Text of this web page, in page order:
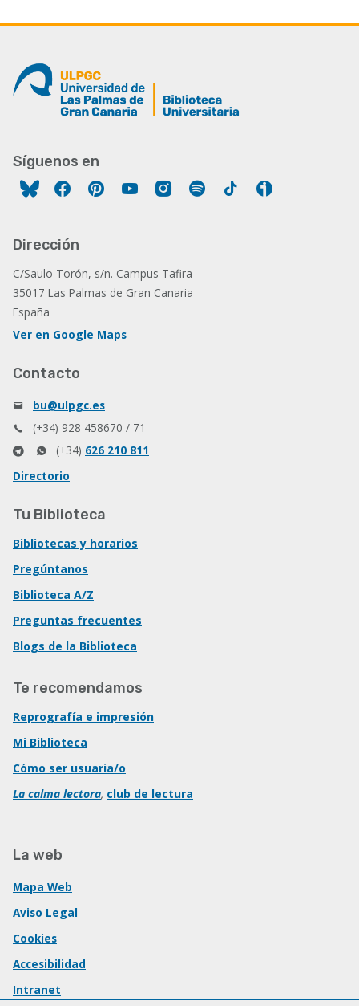
Síguenos en
FacebookPinterestYouTubeInstagram
Spotify Tiktok
Dirección
C/Saulo Torón, s/n. Campus Tafira
35017 Las Palmas de Gran Canaria
España
Ver en Google Maps
Contacto
bu@ulpgc.es
(+34) 928 458670 / 71
(+34) 626 210 811
Directorio
Tu Biblioteca
Bibliotecas y horarios
Pregúntanos
Biblioteca A/Z
Preguntas frecuentes
Blogs de la Biblioteca
Te recomendamos
Reprografía e impresión
Mi Biblioteca
Cómo ser usuaria/o
La calma lectora, club de lectura
La web
Mapa Web
Aviso Legal
Cookies
Accesibilidad
Intranet